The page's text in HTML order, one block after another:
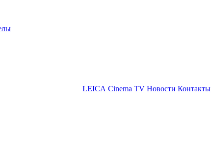
LEICA Cinema TV Новости Контакты